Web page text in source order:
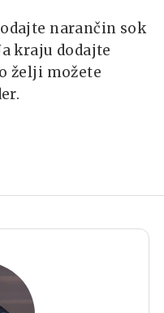
narančin sok
kraju dodajte
želji možete